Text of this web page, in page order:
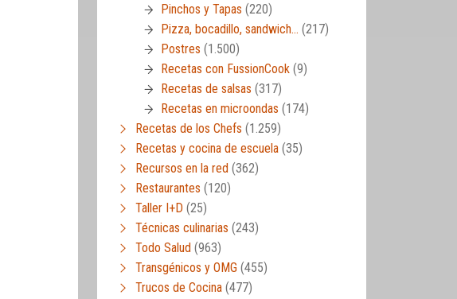
Pinchos y Tapas (220)
Pizza, bocadillo, sandwich… (217)
Postres (1.500)
Recetas con FussionCook (9)
Recetas de salsas (317)
Recetas en microondas (174)
Recetas de los Chefs (1.259)
Recetas y cocina de escuela (35)
Recursos en la red (362)
Restaurantes (120)
Taller I+D (25)
Técnicas culinarias (243)
Todo Salud (963)
Transgénicos y OMG (455)
Trucos de Cocina (477)